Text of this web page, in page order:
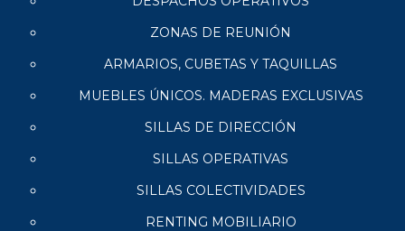
ZONAS DE REUNIÓN
ARMARIOS, CUBETAS Y TAQUILLAS
MUEBLES ÚNICOS. MADERAS EXCLUSIVAS
SILLAS DE DIRECCIÓN
SILLAS OPERATIVAS
SILLAS COLECTIVIDADES
RENTING MOBILIARIO